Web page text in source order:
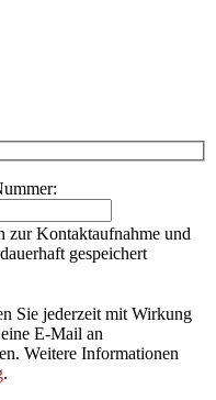
zur Kontaktaufnahme und
gespeichert
Sie jederzeit mit Wirkung
E-Mail an
Weitere Informationen
.